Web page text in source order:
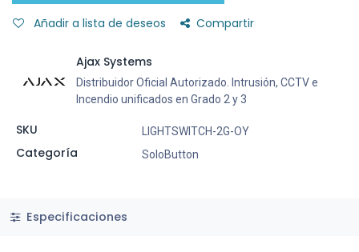
Añadir a lista de deseos Compartir
Ajax Systems
Distribuidor Oficial Autorizado. Intrusión, CCTV e
Incendio unificados en Grado 2 y 3
SKU LIGHTSWITCH-2G-OY
Categoría SoloButton
Especificaciones